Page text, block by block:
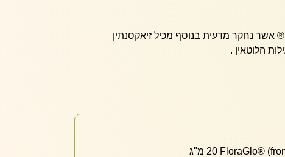
מכיל לוטאין פטנטי FloraGlo® אשר נחקר מדעית בנוסף מכיל זיאקסנתין